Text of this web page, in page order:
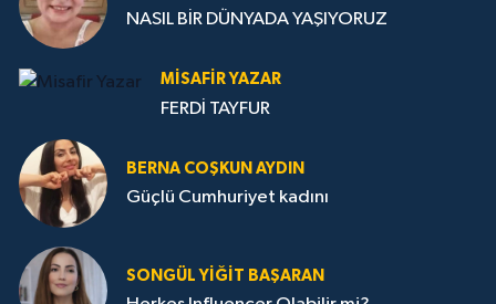
NASIL BİR DÜNYADA YAŞIYORUZ
MISAFIR YAZAR
FERDİ TAYFUR
BERNA COŞKUN AYDIN
Güçlü Cumhuriyet kadını
SONGÜL YIĞIT BAŞARAN